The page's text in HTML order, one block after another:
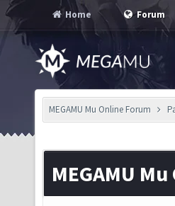
Home Forum
MEGAMU Mu Online Forum
MEGAMU